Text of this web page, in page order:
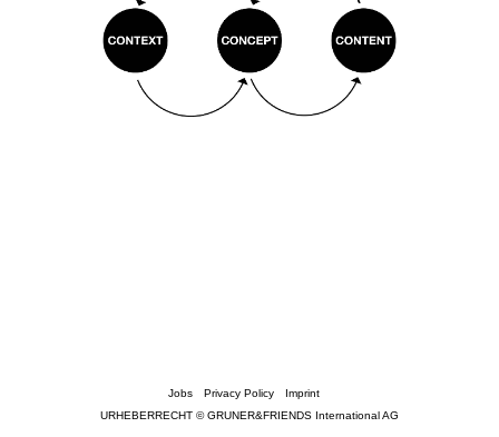
Jobs Privacy Policy
Imprint
URHEBERRECHT © GRUNER&FRIENDS International AG